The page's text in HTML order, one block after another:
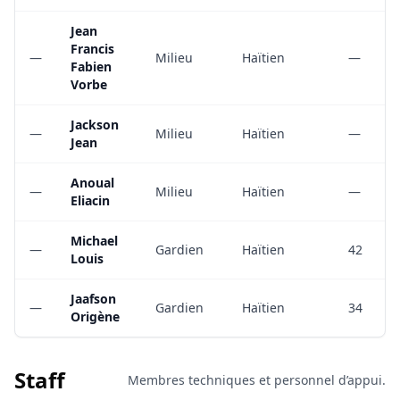
—
Jean
Francis
Fabien
Vorbe
Milieu Haïtien —
—
Jackson
Jean
Milieu Haïtien —
—
Anoual
Eliacin
Milieu Haïtien —
—
Michael
Louis
Gardien Haïtien 42
—
Jaafson
Origène
Gardien Haïtien 34
Staff Membres techniques et personnel d’appui.